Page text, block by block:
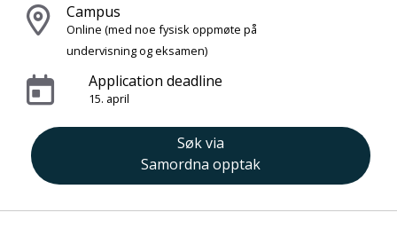
Campus
Online (med noe fysisk oppmøte på
undervisning og eksamen)
Application deadline
15. april
Søk via
Samordna opptak